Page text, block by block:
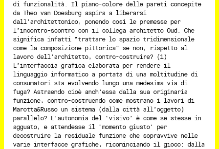
di funzionalità. Il piano-colore delle pareti concepite
da Theo van Doesburg aspira a liberarsi
dall’architettonico, ponendo così le premesse per
l’incontro-scontro con il collega architetto Oud. Che
significa infatti “trattare lo spazio tridimensionale
come la composizione pittorica” se non, rispetto al
lavoro dell’architetto, contro-costruire? (1)
L’interfaccia grafica elaborata per rendere il
linguaggio informatico a portata di una moltitudine di
consumatori sta evolvendo lungo una medesima via di
fuga? Astraendo cioè anch’essa dalla sua originaria
funzione, contro-costruendo come mostrano i lavori di
Marotta&Russo un sistema (dalla città all’oggetto)
parallelo? L’autonomia del ‘visivo’ è come se stesse in
agguato, e attendesse il ‘momento giusto’ per
decostruire la residuale funzione che sopravvive nelle
varie interfacce grafiche, ricominciando il gioco: dalla